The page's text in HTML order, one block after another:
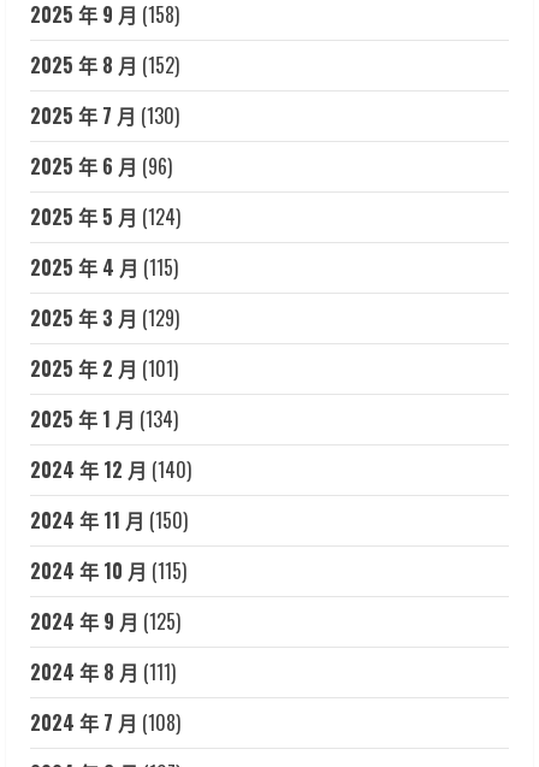
2025 年 9 月 (158)
2025 年 8 月 (152)
2025 年 7 月 (130)
2025 年 6 月 (96)
2025 年 5 月 (124)
2025 年 4 月 (115)
2025 年 3 月 (129)
2025 年 2 月 (101)
2025 年 1 月 (134)
2024 年 12 月 (140)
2024 年 11 月 (150)
2024 年 10 月 (115)
2024 年 9 月 (125)
2024 年 8 月 (111)
2024 年 7 月 (108)